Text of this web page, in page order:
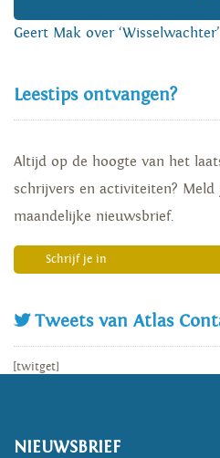
Geert Mak over
Leestips ontvangen?
Altijd op de hoogte van het
schrijvers en activiteiten? Meld
maandelijke nieuwsbrief.
Schrijf je in
Tweets van Atlas
[twitget]
NIEUWSBRIEF